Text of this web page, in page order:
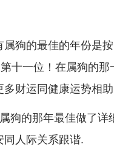
狗的最佳的年份是
十一位！在属狗的
财运同健康运势相助
狗的那年最佳做了详
人际关系跟谐.